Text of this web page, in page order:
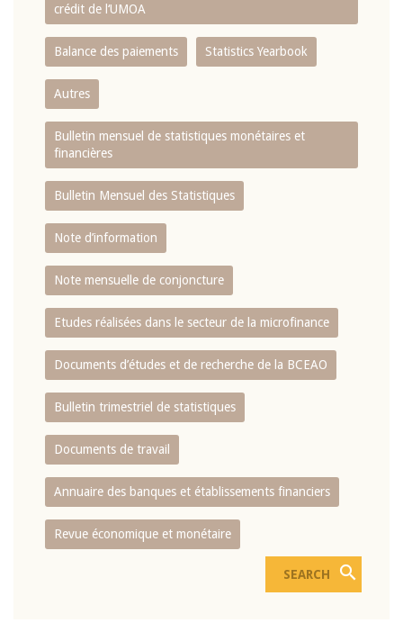
crédit de l‘UMOA
Balance des paiements Statistics Yearbook
Autres
Bulletin mensuel de statistiques monétaires et
financières
Bulletin Mensuel des Statistiques
Note d’information
Note mensuelle de conjoncture
Etudes réalisées dans le secteur de la microfinance
Documents d’études et de recherche de la BCEAO
Bulletin trimestriel de statistiques
Documents de travail
Annuaire des banques et établissements financiers
Revue économique et monétaire